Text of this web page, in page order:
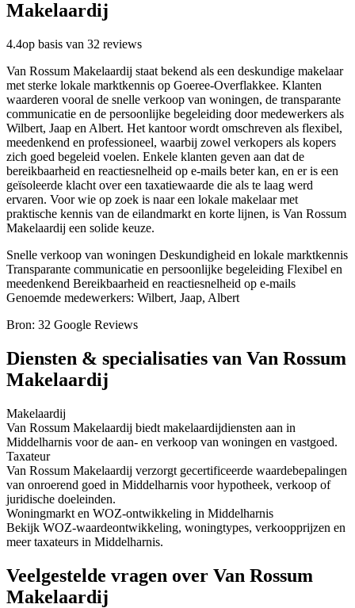
Makelaardij
4.4op basis van 32 reviews
Van Rossum Makelaardij staat bekend als een deskundige makelaar
met sterke lokale marktkennis op Goeree-Overflakkee. Klanten
waarderen vooral de snelle verkoop van woningen, de transparante
communicatie en de persoonlijke begeleiding door medewerkers als
Wilbert, Jaap en Albert. Het kantoor wordt omschreven als flexibel,
meedenkend en professioneel, waarbij zowel verkopers als kopers
zich goed begeleid voelen. Enkele klanten geven aan dat de
bereikbaarheid en reactiesnelheid op e-mails beter kan, en er is een
geïsoleerde klacht over een taxatiewaarde die als te laag werd
ervaren. Voor wie op zoek is naar een lokale makelaar met
praktische kennis van de eilandmarkt en korte lijnen, is Van Rossum
Makelaardij een solide keuze.
Snelle verkoop van woningen Deskundigheid en lokale marktkennis
Transparante communicatie en persoonlijke begeleiding Flexibel en
meedenkend Bereikbaarheid en reactiesnelheid op e-mails
Genoemde medewerkers: Wilbert, Jaap, Albert
Bron: 32 Google Reviews
Diensten & specialisaties van Van Rossum
Makelaardij
Makelaardij
Van Rossum Makelaardij biedt makelaardijdiensten aan in
Middelharnis voor de aan- en verkoop van woningen en vastgoed.
Taxateur
Van Rossum Makelaardij verzorgt gecertificeerde waardebepalingen
van onroerend goed in Middelharnis voor hypotheek, verkoop of
juridische doeleinden.
Woningmarkt en WOZ-ontwikkeling in Middelharnis
Bekijk WOZ-waardeontwikkeling, woningtypes, verkoopprijzen en
meer taxateurs in Middelharnis.
Veelgestelde vragen over Van Rossum
Makelaardij